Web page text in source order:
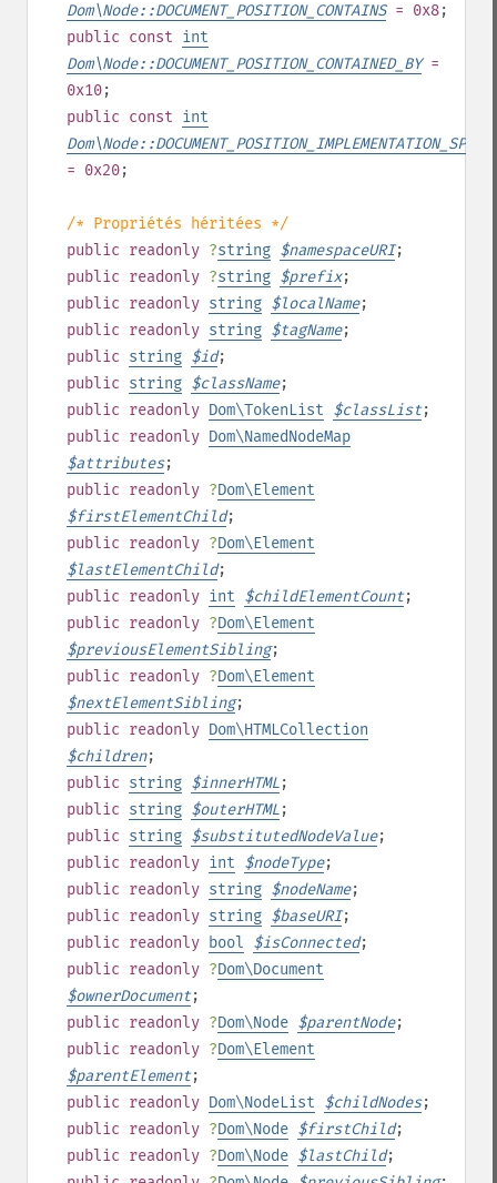
Dom\Node::DOCUMENT_POSITION_CONTAINS= 0x8;
public const int
Dom\Node::DOCUMENT_POSITION_CONTAINED_BY=
0x10;
public const int
= 0x20;
/* Propriétés héritées */
public readonly ?string $namespaceURI;
public readonly ?string $prefix;
public readonly string $localName;
public readonly string $tagName;
public string $id;
public string $className;
public readonly Dom\TokenList $classList;
public readonly Dom\NamedNodeMap
$attributes;
public readonly ?Dom\Element
$firstElementChild;
public readonly ?Dom\Element
$lastElementChild;
public readonly int $childElementCount;
public readonly ?Dom\Element
$previousElementSibling;
public readonly ?Dom\Element
$nextElementSibling;
public readonly Dom\HTMLCollection
$children;
public string $innerHTML;
public string $outerHTML;
public string $substitutedNodeValue;
public readonly int $nodeType;
public readonly string $nodeName;
public readonly string $baseURI;
public readonly bool $isConnected;
public readonly ?Dom\Document
$ownerDocument;
public readonly ?Dom\Node $parentNode;
public readonly ?Dom\Element
$parentElement;
public readonly Dom\NodeList $childNodes;
public readonly ?Dom\Node $firstChild;
public readonly ?Dom\Node $lastChild;